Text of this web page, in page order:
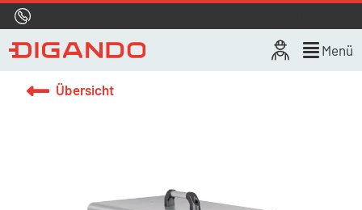
Menü
Übersicht